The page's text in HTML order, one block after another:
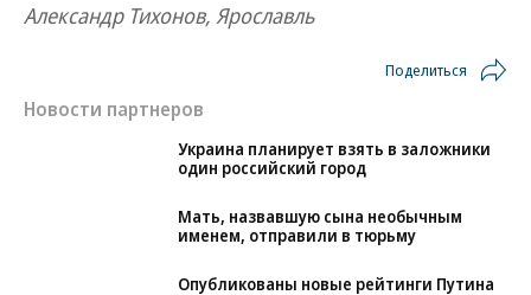
Александр Тихонов, Ярославль
Поделиться
Новости партнеров
Украина планирует взять в заложники
один российский город
Мать, назвавшую сына необычным